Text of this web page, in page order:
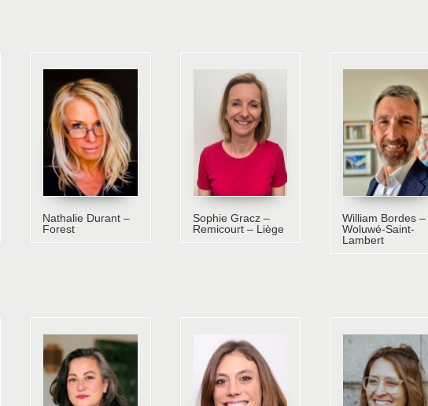
Nathalie Durant –
Forest
Sophie Gracz –
Remicourt – Liège
William Bordes –
Woluwé-Saint-
Lambert